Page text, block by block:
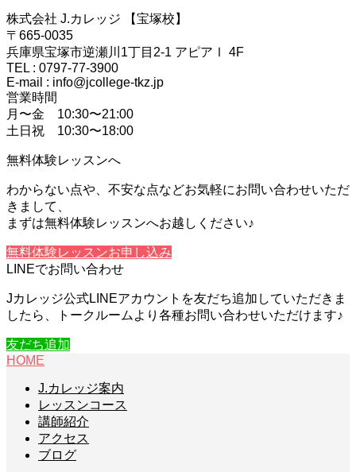
株式会社 J.カレッジ 【宝塚校】
〒665-0035
兵庫県宝塚市逆瀬川1丁目2-1 アピアⅠ 4F
TEL : 0797-77-3900
E-mail : info@jcollege-tkz.jp
営業時間
月〜金 10:30〜21:00
土日祝 10:30〜18:00
無料体験レッスンへ
わからない点や、不安な点などお気軽にお問い合わせいただ
きまして、
まずは無料体験レッスンへお越しください♪
無料体験レッスンお申し込み
LINEでお問い合わせ
Jカレッジ公式LINEアカウントを友だち追加していただきま
したら、トークルームより各種お問い合わせいただけます♪
友だち追加
HOME
J.カレッジ案内
レッスンコース
講師紹介
アクセス
ブログ